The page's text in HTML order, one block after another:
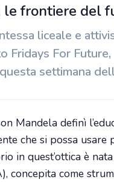
le frontiere del
liceale e
Fridays For Future,
settimana
Mandela definì
che si possa usare
in quest’ottica è nata
concepita come